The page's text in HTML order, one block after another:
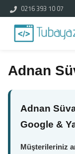
0216 393 10 07
Adnan
Adnan
Google &
Müşterileriniz